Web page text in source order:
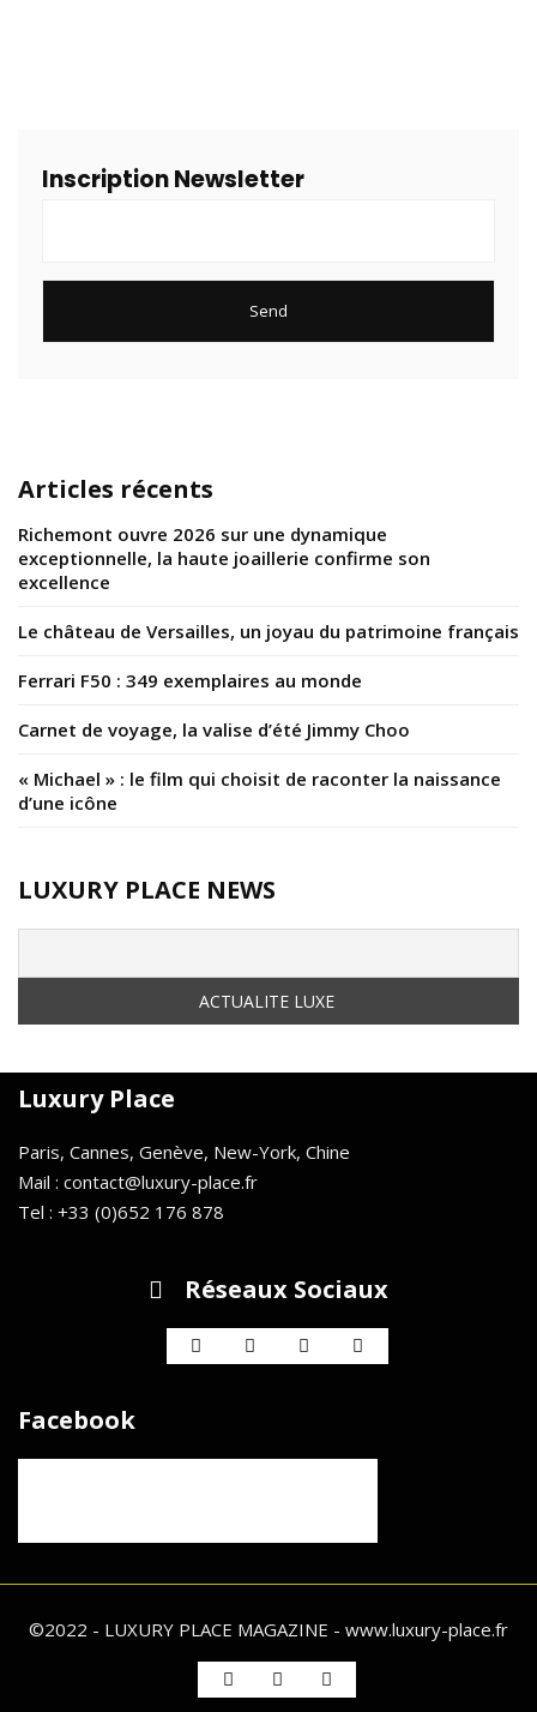
Inscription Newsletter
Articles récents
Richemont ouvre 2026 sur une dynamique
exceptionnelle, la haute joaillerie confirme son
excellence
Le château de Versailles, un joyau du patrimoine français
Ferrari F50 : 349 exemplaires au monde
Carnet de voyage, la valise d’été Jimmy Choo
« Michael » : le film qui choisit de raconter la naissance
d’une icône
LUXURY PLACE NEWS
Luxury Place
Paris, Cannes, Genève, New-York, Chine
Mail : contact@luxury-place.fr
Tel : +33 (0)652 176 878
Réseaux Sociaux
Facebook
©2022 - LUXURY PLACE MAGAZINE - www.luxury-place.fr